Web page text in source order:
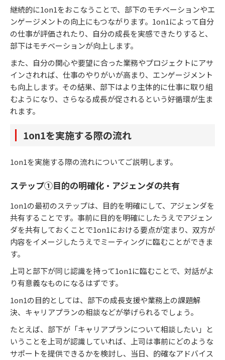
継続的に1on1をおこなうことで、部下のモチベーションやエ
ンゲージメントの向上にもつながります。1on1によって自分
の仕事が評価されたり、自分の成長を実感できたりすると、
部下はモチベーションが向上します。
また、自分の関心や要望に合った業務やプロジェクトにアサ
インされれば、仕事のやりがいが高まり、エンゲージメント
も向上します。その結果、部下はより主体的に仕事に取り組
むようになり、さらなる成長が促されるという好循環が生ま
れます。
1on1を実施する際の流れ
1on1を実施する際の流れについてご説明します。
ステップ①目的の明確化・アジェンダの共有
1on1の最初のステップは、目的を明確にして、アジェンダを
共有することです。事前に目的を明確にしたうえでアジェン
ダを共有しておくことで1on1における要点が定まり、双方が
内容をイメージしたうえでミーティングに臨むことができま
す。
上司と部下が同じ認識を持って1on1に臨むことで、対話がよ
り有意義なものになるはずです。
1on1の目的としては、部下の成長支援や業務上の課題解
決、キャリアプランの相談などが挙げられるでしょう。
たとえば、部下が「キャリアプランについて相談したい」と
いうことを上司が認識していれば、上司は事前にどのような
サポートを提供できるかを検討し、当日、的確なアドバイス